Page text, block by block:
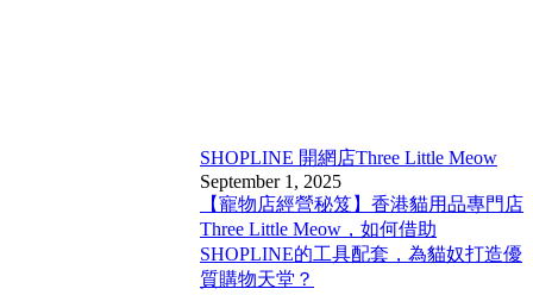
SHOPLINE 開網店Three Little Meow
September 1, 2025
【寵物店經營秘笈】香港貓用品專門店
Three Little Meow，如何借助
SHOPLINE的工具配套，為貓奴打造優
質購物天堂？